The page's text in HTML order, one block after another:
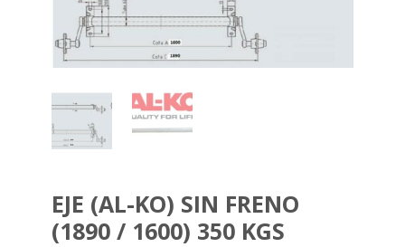
EJE (AL-KO) SIN FRENO
(1890 / 1600) 350 KGS